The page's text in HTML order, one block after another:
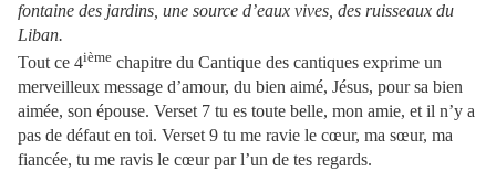
fontaine des jardins, une source d’eaux vives, des ruisseaux du
Liban.
Tout ce 4ième chapitre du Cantique des cantiques exprime un
merveilleux message d’amour, du bien aimé, Jésus, pour sa bien
aimée, son épouse. Verset 7 tu es toute belle, mon amie, et il n’y a
pas de défaut en toi. Verset 9 tu me ravie le cœur, ma sœur, ma
fiancée, tu me ravis le cœur par l’un de tes regards.